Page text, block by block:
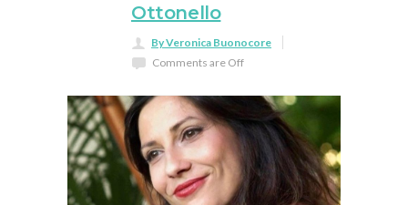
Ottonello
By Veronica Buonocore
Comments are Off